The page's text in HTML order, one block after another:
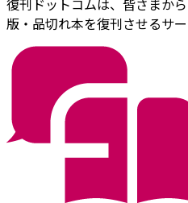
版・品切れ本を復刊させるサー